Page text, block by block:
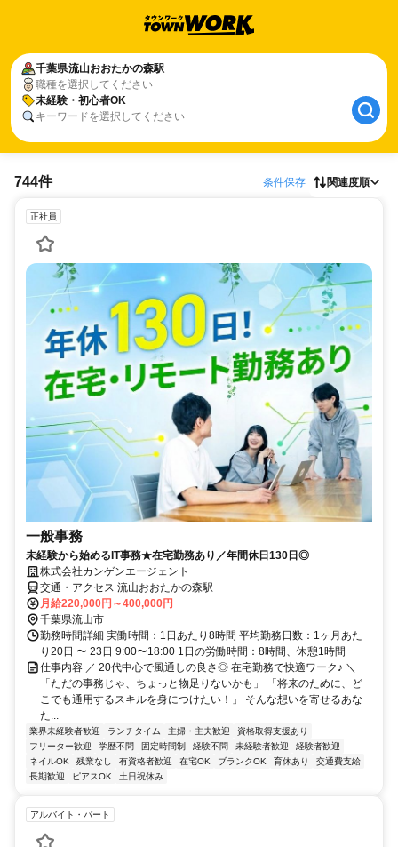
千葉県流山おおたかの森駅
職種を選択してください
未経験・初心者OK
キーワードを選択してください
744件 条件保存 関連度順
正社員
一般事務
未経験から始めるIT事務★在宅勤務あり／年間休日130日◎
株式会社カンゲンエージェント
交通・アクセス 流山おおたかの森駅
月給220,000円～400,000円
千葉県流山市
勤務時間詳細 実働時間：1日あたり8時間 平均勤務日数：1ヶ月あた
り20日 〜 23日 9:00〜18:00 1日の労働時間：8時間、休憩1時間
仕事内容 ／ 20代中心で風通しの良さ◎ 在宅勤務で快適ワーク♪ ＼
「ただの事務じゃ、ちょっと物足りないかも」 「将来のために、ど
こでも通用するスキルを身につけたい！」 そんな想いを寄せるあな
た...
業界未経験者歓迎 ランチタイム 主婦・主夫歓迎
資格取得支援あり
フリーター歓迎
学歴不問 固定時間制 経験不問 未経験者歓迎
経験者歓迎
ネイルOK
残業なし 有資格者歓迎 在宅OK ブランクOK 育休あり
交通費支給
長期歓迎
ピアスOK 土日祝休み
アルバイト・パート